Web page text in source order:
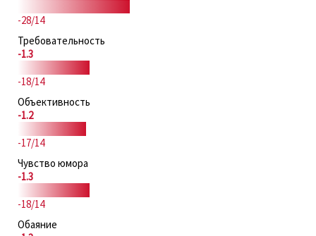
-28/14
Требовательность
-1.3
-18/14
Объективность
-1.2
-17/14
Чувство юмора
-1.3
-18/14
Обаяние